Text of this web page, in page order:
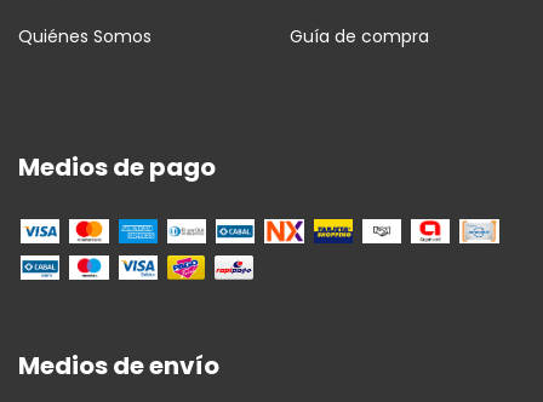
Quiénes Somos Guía de compra
Medios de pago
Medios de envío